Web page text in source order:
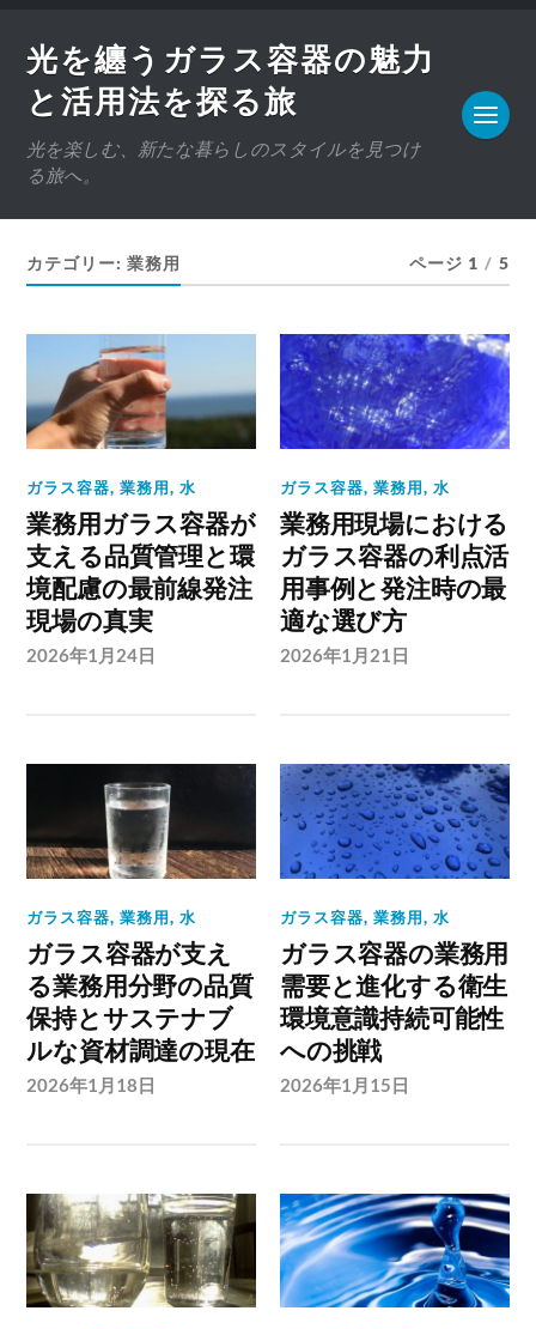
光を纏うガラス容器の魅力
と活用法を探る旅
光を楽しむ、新たな暮らしのスタイルを見つけ
る旅へ。
カテゴリー:業務用 ページ 1 / 5
ガラス容器,業務用,水
業務用ガラス容器が
支える品質管理と環
境配慮の最前線発注
現場の真実
2026年1月24日
ガラス容器,業務用,水
業務用現場における
ガラス容器の利点活
用事例と発注時の最
適な選び方
2026年1月21日
ガラス容器,業務用,水
ガラス容器が支え
る業務用分野の品質
保持とサステナブ
ルな資材調達の現在
2026年1月18日
ガラス容器,業務用,水
ガラス容器の業務用
需要と進化する衛生
環境意識持続可能性
への挑戦
2026年1月15日